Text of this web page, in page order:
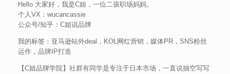
Hello 大家好，我是C姐，一位二孩职场妈妈。
个人VX：wucancassie
公众号/知乎：C姐说品牌
我的标签：亚马逊站外deal，KOL网红营销，媒体PR，SNS粉丝
运作，品牌IP打造
【C姐品牌学院】社群有同学是专注于日本市场，一直说抽空写写